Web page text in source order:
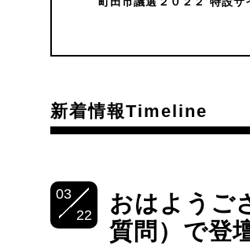
新着情報Timeline
03
22
おはようご
質問）で登